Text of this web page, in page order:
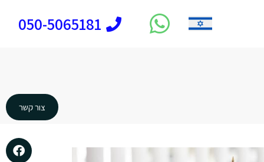
050-5065181
צור קשר